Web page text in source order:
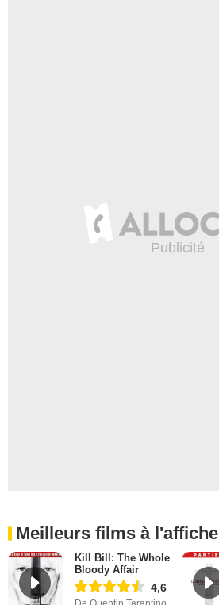
Meilleurs films à l'affiche
Kill Bill: The Whole
Bloody Affair
4,6